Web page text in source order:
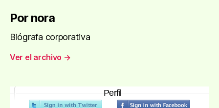
Por nora
Biógrafa corporativa
Ver el archivo →
Perfil